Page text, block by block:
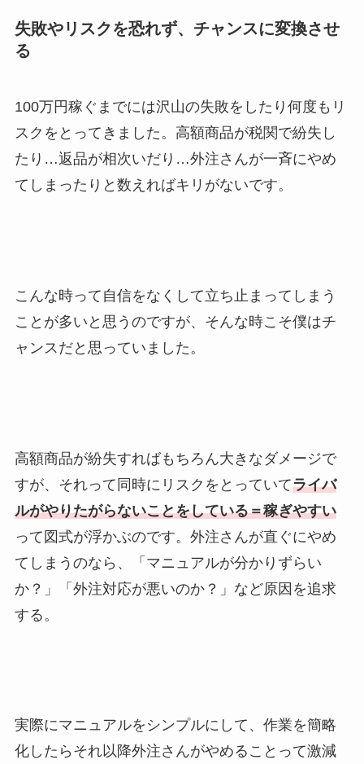
失敗やリスクを恐れず、チャンスに変換させ
る
100万円稼ぐまでには沢山の失敗をしたり何度もリ
スクをとってきました。高額商品が税関で紛失し
たり…返品が相次いだり…外注さんが一斉にやめ
てしまったりと数えればキリがないです。
こんな時って自信をなくして立ち止まってしまう
ことが多いと思うのですが、そんな時こそ僕はチ
ャンスだと思っていました。
高額商品が紛失すればもちろん大きなダメージで
すが、それって同時にリスクをとっていてライバ
ルがやりたがらないことをしている＝稼ぎやすい
って図式が浮かぶのです。外注さんが直ぐにやめ
てしまうのなら、「マニュアルが分かりずらい
か？」「外注対応が悪いのか？」など原因を追求
する。
実際にマニュアルをシンプルにして、作業を簡略
化したらそれ以降外注さんがやめることって激減